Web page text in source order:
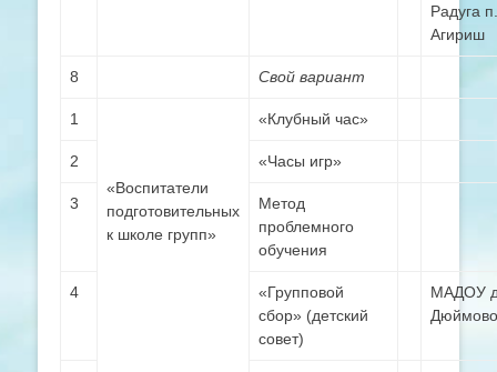
Радуга п.
Агириш
8 Свой вариант
1
«Воспитатели
подготовительных
к школе групп»
«Клубный час»
2 «Часы игр»
3
Метод
проблемного
обучения
4
«Групповой
сбор» (детский
совет)
МАДОУ